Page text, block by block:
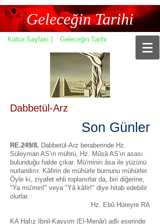
Geleceğin Tarihi
Kültür Sayfası | Geleceğin Tarihi
Dabbetül-Arz
Son Günler
RE.249/8. Dabbetül-Arz beraberinde Hz.
Süleyman AS'ın mührü, Hz. Mûsâ AS'ın asası
bulunduğu halde çıkar. Mü'minin âsa ile yüzünü
nurlandırır. Kâfirin de mühürle burnunu mühürler.
Öyle ki, ziyafet ehli toplanırlar da, biri diğerine,
"Ya mü'min!" veya "Yâ kâfir!" diye hitab edebilir
olurlar.
Hz. Ebû Hüreyre RA
KA Hafız Ibnil-Kayyım (El-Menâr) adlı eserinde